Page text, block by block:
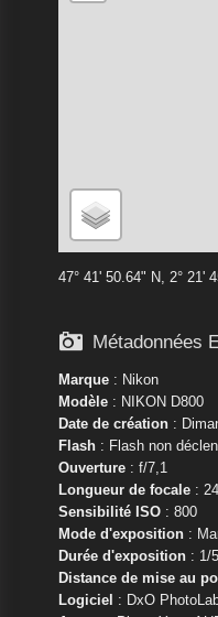
47° 41' 50.64" N, 2° 21'
 Métadonnées
Marque: Nikon
Modèle: NIKON D800
Date de création:
Flash: Flash non
Ouverture: f/7,1
Longueur de focale:
Sensibilité ISO: 800
Mode d'exposition:
Durée d'exposition: 1/
Distance de mise au
Logiciel : DxO